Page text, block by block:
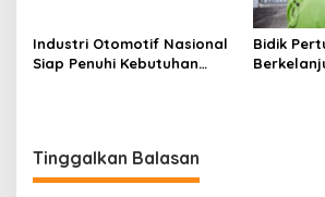
Industri Otomotif Nasional
Siap Penuhi Kebutuhan
Bidik
Tinggalkan Balasan